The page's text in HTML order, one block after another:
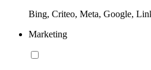
Bing, Criteo, Meta, Google,
Marketing